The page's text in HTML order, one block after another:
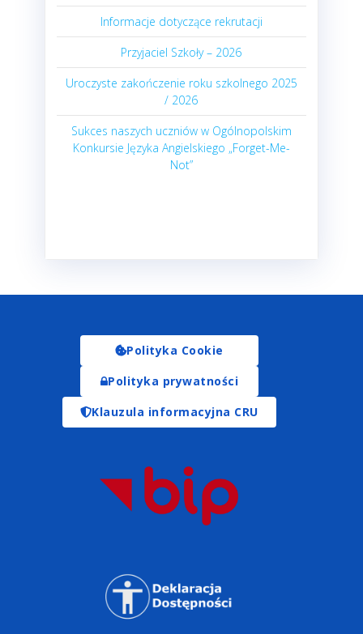
Informacje dotyczące rekrutacji
Przyjaciel Szkoły – 2026
Uroczyste zakończenie roku szkolnego 2025
/ 2026
Sukces naszych uczniów w Ogólnopolskim
Konkursie Języka Angielskiego „Forget-Me-
Not”
Polityka Cookie
Polityka prywatności
Klauzula informacyjna CRU